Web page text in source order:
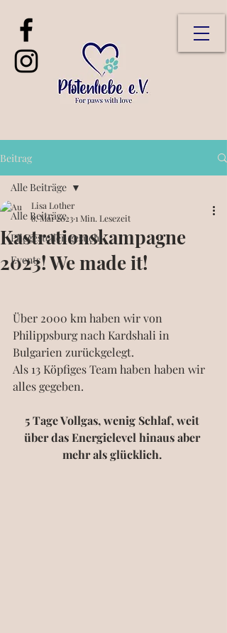
Beitrag
Alle Beiträge
Pflegestellen gesucht
Events
Alle Beiträge
Kastrationskampagne
2023! We made it!
Lisa Lother
8. Mai 20231 Min. Lesezeit
Über 2000 km haben wir von
Philippsburg nach Kardshali in
Bulgarien zurückgelegt.
Als 13 Köpfiges Team haben haben wir
alles gegeben.
5 Tage Vollgas, wenig Schlaf, weit
über das Energielevel hinaus aber
mehr als glücklich.